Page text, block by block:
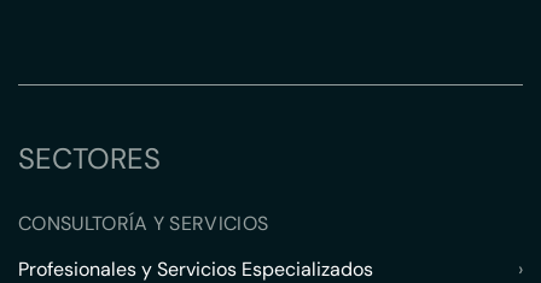
SECTORES
CONSULTORÍA Y SERVICIOS
Profesionales y Servicios Especializados
›